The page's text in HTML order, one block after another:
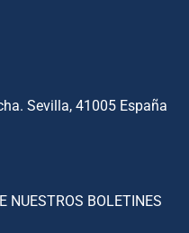
Sevilla, 41005 España
NUESTROS BOLETINES